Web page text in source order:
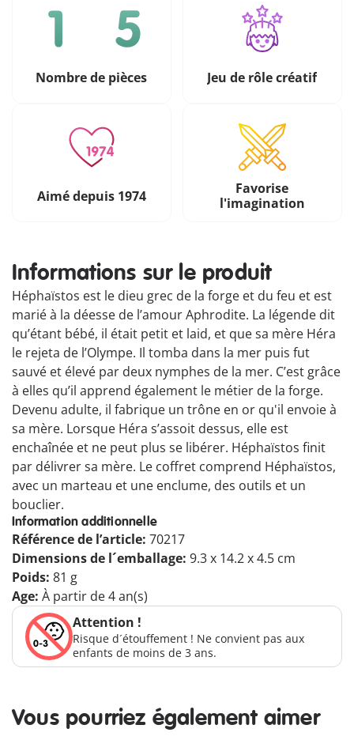
Nombre de pièces Jeu de rôle créatif
Aimé depuis 1974
Favorise
l'imagination
Informations sur le produit
Héphaïstos est le dieu grec de la forge et du feu et est
marié à la déesse de l’amour Aphrodite. La légende dit
qu’étant bébé, il était petit et laid, et que sa mère Héra
le rejeta de l’Olympe. Il tomba dans la mer puis fut
sauvé et élevé par deux nymphes de la mer. C’est grâce
à elles qu’il apprend également le métier de la forge.
Devenu adulte, il fabrique un trône en or qu'il envoie à
sa mère. Lorsque Héra s’assoit dessus, elle est
enchaînée et ne peut plus se libérer. Héphaïstos finit
par délivrer sa mère. Le coffret comprend Héphaïstos,
avec un marteau et une enclume, des outils et un
bouclier.
Information additionnelle
Référence de l’article: 70217
Dimensions de l´emballage: 9.3 x 14.2 x 4.5 cm
Poids: 81 g
Age: À partir de 4 an(s)
Attention !
Risque d´étouffement ! Ne convient pas aux
enfants de moins de 3 ans.
Vous pourriez également aimer